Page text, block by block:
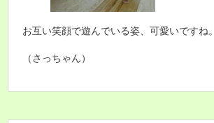
お互い笑顔で遊んでいる姿、可愛いですね。
（さっちゃん）